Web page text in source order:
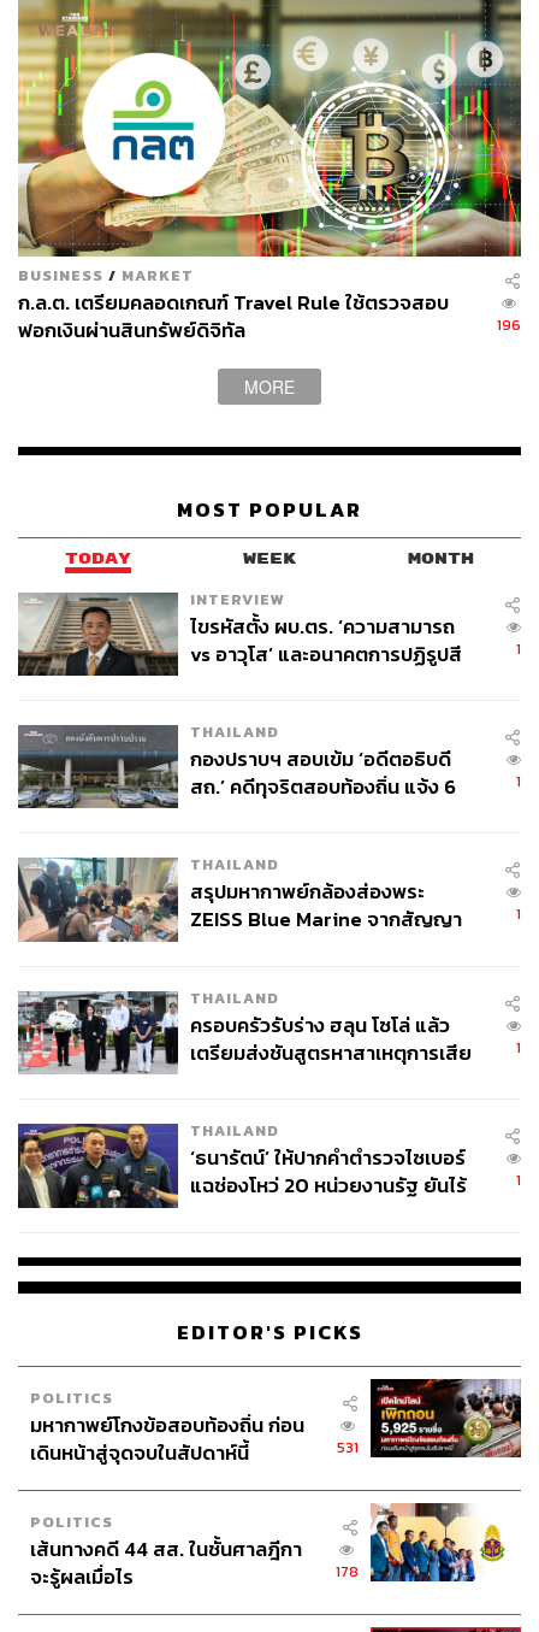
BUSINESS / MARKET
ก.ล.ต. เตรียมคลอดเกณฑ์ Travel Rule ใช้ตรวจสอบ
ฟอกเงินผ่านสินทรัพย์ดิจิทัล
196
MORE
MOST POPULAR
TODAY WEEK MONTH
INTERVIEW
ไขรหัสตั้ง ผบ.ตร. ‘ความสามารถ
vs อาวุโส’ และอนาคตการปฏิรูปสี
1
THAILAND
กองปราบฯ สอบเข้ม ‘อดีตอธิบดี
สถ.’ คดีทุจริตสอบท้องถิ่น แจ้ง 6
1
THAILAND
สรุปมหากาพย์กล้องส่องพระ
ZEISS Blue Marine จากสัญญา
จ่ายหนี้-แอบระบุแบรนด์
1
THAILAND
ครอบครัวรับร่าง ฮลุน โซโล่ แล้ว
เตรียมส่งชันสูตรหาสาเหตุการเสีย
1
THAILAND
‘ธนารัตน์’ ให้ปากคำตำรวจไซเบอร์
แฉช่องโหว่ 20 หน่วยงานรัฐ ยันไร้
1
EDITOR'S PICKS
POLITICS
มหากาพย์โกงข้อสอบท้องถิ่น ก่อน
เดินหน้าสู่จุดจบในสัปดาห์นี้
531
POLITICS
เส้นทางคดี 44 สส. ในชั้นศาลฎีกา
จะรู้ผลเมื่อไร
178